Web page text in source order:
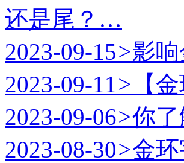
还是尾？…
2023-09-15>影
2023-09-11 > 【
2023-09-06>你
2023-08-30>金